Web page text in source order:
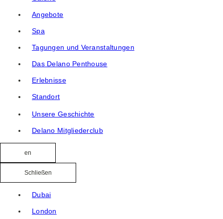
Angebote
Spa
Tagungen und Veranstaltungen
Das Delano Penthouse
Erlebnisse
Standort
Unsere Geschichte
Delano Mitgliederclub
en
Schließen
Dubai
London